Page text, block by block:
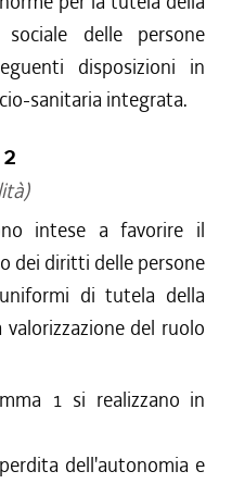
delle persone
disposizioni in
sanitaria integrata.
intese a favorire il
dei diritti delle persone
di tutela della
del ruolo
1 si realizzano in
dell'autonomia e